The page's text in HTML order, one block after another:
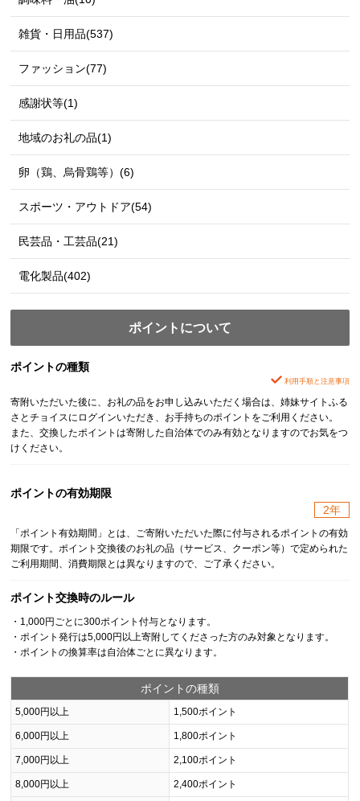
雑貨・日用品(537)
ファッション(77)
感謝状等(1)
地域のお礼の品(1)
卵（鶏、烏骨鶏等）(6)
スポーツ・アウトドア(54)
民芸品・工芸品(21)
電化製品(402)
ポイントについて
ポイントの種類
利用手順と注意事項
寄附いただいた後に、お礼の品をお申し込みいただく場合は、姉妹サイトふる
さとチョイスにログインいただき、お手持ちのポイントをご利用ください。
また、交換したポイントは寄附した自治体でのみ有効となりますのでお気をつ
けください。
ポイントの有効期限
2年
「ポイント有効期間」とは、ご寄附いただいた際に付与されるポイントの有効
期限です。ポイント交換後のお礼の品（サービス、クーポン等）で定められた
ご利用期間、消費期限とは異なりますので、ご了承ください。
ポイント交換時のルール
・1,000円ごとに300ポイント付与となります。
・ポイント発行は5,000円以上寄附してくださった方のみ対象となります。
・ポイントの換算率は自治体ごとに異なります。
ポイントの種類
5,000円以上 1,500ポイント
6,000円以上 1,800ポイント
7,000円以上 2,100ポイント
8,000円以上 2,400ポイント